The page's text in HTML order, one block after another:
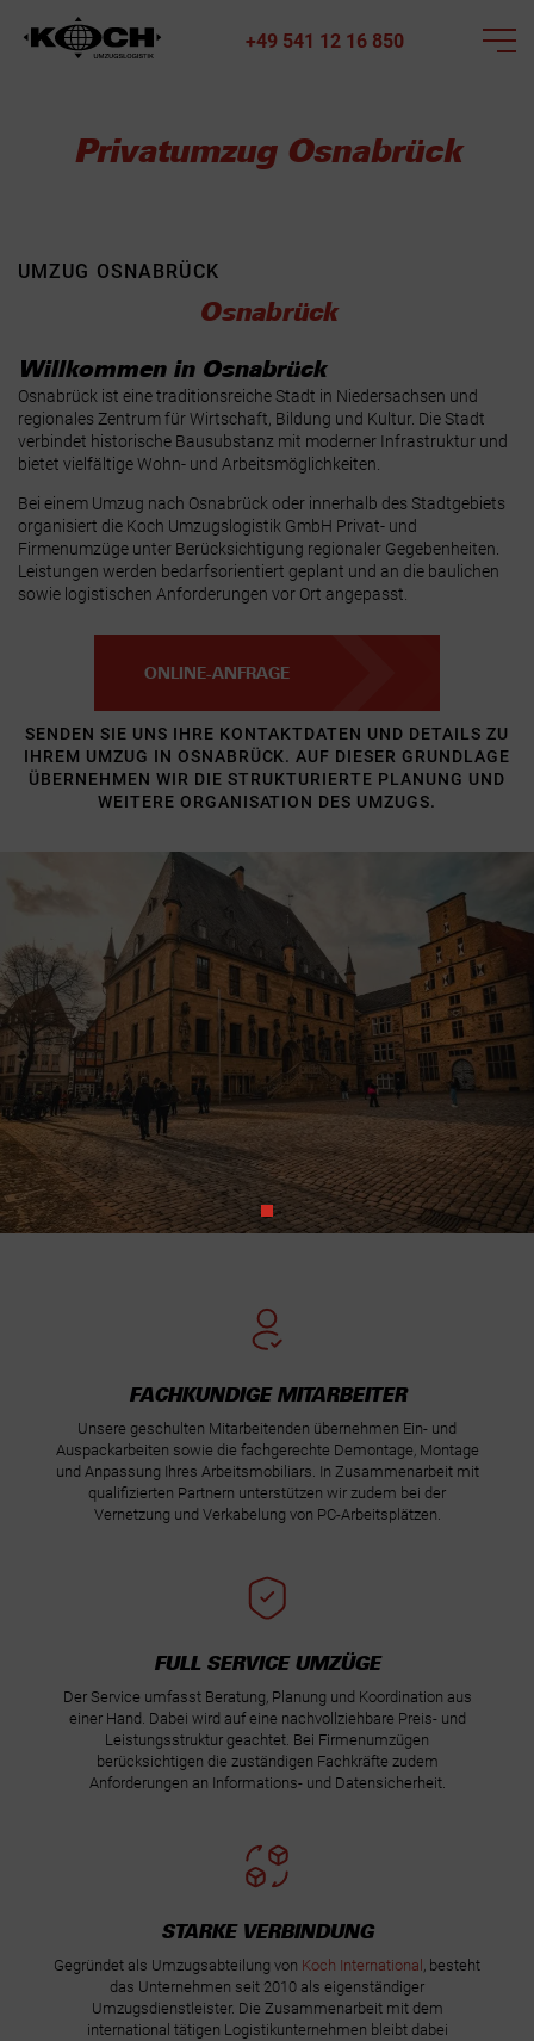
+49 541 12 16 850
Privatumzug Osnabrück
UMZUG OSNABRÜCK
Osnabrück
Willkommen in Osnabrück
Osnabrück ist eine traditionsreiche Stadt in Niedersachsen und
regionales Zentrum für Wirtschaft, Bildung und Kultur. Die Stadt
verbindet historische Bausubstanz mit moderner Infrastruktur und
bietet vielfältige Wohn- und Arbeitsmöglichkeiten.
Bei einem Umzug nach Osnabrück oder innerhalb des Stadtgebiets
organisiert die Koch Umzugslogistik GmbH Privat- und
Firmenumzüge unter Berücksichtigung regionaler Gegebenheiten.
Leistungen werden bedarfsorientiert geplant und an die baulichen
sowie logistischen Anforderungen vor Ort angepasst.
ONLINE-ANFRAGE
SENDEN SIE UNS IHRE KONTAKTDATEN UND DETAILS ZU
IHREM UMZUG IN OSNABRÜCK. AUF DIESER GRUNDLAGE
ÜBERNEHMEN WIR DIE STRUKTURIERTE PLANUNG UND
WEITERE ORGANISATION DES UMZUGS.
FACHKUNDIGE MITARBEITER
Unsere geschulten Mitarbeitenden übernehmen Ein- und
Auspackarbeiten sowie die fachgerechte Demontage, Montage
und Anpassung Ihres Arbeitsmobiliars. In Zusammenarbeit mit
qualifizierten Partnern unterstützen wir zudem bei der
Vernetzung und Verkabelung von PC-Arbeitsplätzen.
FULL SERVICE UMZÜGE
Der Service umfasst Beratung, Planung und Koordination aus
einer Hand. Dabei wird auf eine nachvollziehbare Preis- und
Leistungsstruktur geachtet. Bei Firmenumzügen
berücksichtigen die zuständigen Fachkräfte zudem
Anforderungen an Informations- und Datensicherheit.
STARKE VERBINDUNG
Gegründet als Umzugsabteilung von Koch International , besteht
das Unternehmen seit 2010 als eigenständiger
Umzugsdienstleister. Die Zusammenarbeit mit dem
international tätigen Logistikunternehmen bleibt dabei